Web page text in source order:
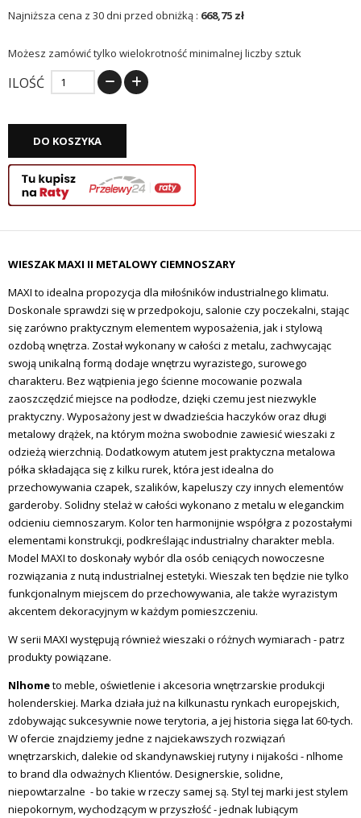
Najniższa cena z 30 dni przed obniżką : 668,75 zł
Możesz zamówić tylko wielokrotność minimalnej liczby sztuk
ILOŚĆ
DO KOSZYKA
WIESZAK MAXI II METALOWY CIEMNOSZARY
MAXI to idealna propozycja dla miłośników industrialnego klimatu.
Doskonale sprawdzi się w przedpokoju, salonie czy poczekalni, stając
się zarówno praktycznym elementem wyposażenia, jak i stylową
ozdobą wnętrza. Został wykonany w całości z metalu, zachwycając
swoją unikalną formą dodaje wnętrzu wyrazistego, surowego
charakteru. Bez wątpienia jego ścienne mocowanie pozwala
zaoszczędzić miejsce na podłodze, dzięki czemu jest niezwykle
praktyczny. Wyposażony jest w dwadzieścia haczyków oraz długi
metalowy drążek, na którym można swobodnie zawiesić wieszaki z
odzieżą wierzchnią. Dodatkowym atutem jest praktyczna metalowa
półka składająca się z kilku rurek, która jest idealna do
przechowywania czapek, szalików, kapeluszy czy innych elementów
garderoby. Solidny stelaż w całości wykonano z metalu w eleganckim
odcieniu ciemnoszarym. Kolor ten harmonijnie współgra z pozostałymi
elementami konstrukcji, podkreślając industrialny charakter mebla.
Model MAXI to doskonały wybór dla osób ceniących nowoczesne
rozwiązania z nutą industrialnej estetyki. Wieszak ten będzie nie tylko
funkcjonalnym miejscem do przechowywania, ale także wyrazistym
akcentem dekoracyjnym w każdym pomieszczeniu.
W serii MAXI występują również wieszaki o różnych wymiarach - patrz
produkty powiązane.
Nlhometo meble, oświetlenie i akcesoria wnętrzarskie produkcji
holenderskiej. Marka działa już na kilkunastu rynkach europejskich,
zdobywając sukcesywnie nowe terytoria, a jej historia sięga lat 60-tych.
W ofercie znajdziemy jedne z najciekawszych rozwiązań
wnętrzarskich, dalekie od skandynawskiej rutyny i nijakości - nlhome
to brand dla odważnych Klientów. Designerskie, solidne,
niepowtarzalne - bo takie w rzeczy samej są. Styl tej marki jest stylem
niepokornym, wychodzącym w przyszłość - jednak lubiącym